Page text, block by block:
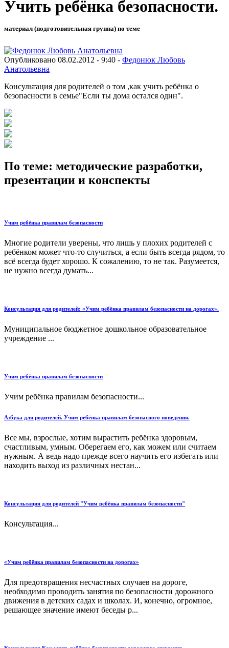
Учить ребёнка безопасности.
материал (подготовительная группа) по теме
Опубликовано 08.02.2012 - 9:40 - Федонюк Любовь
Анатольевна
Консультация для родителей о том ,как учить ребёнка о
безопасности в семье"Если ты дома остался один".
По теме: методические разработки,
презентации и конспекты
Учим ребёнка правилам безопасности
Многие родители уверены, что лишь у плохих родителей с
ребёнком может что-то случиться, а если быть всегда рядом, то
всё всегда будет хорошо. К сожалению, то не так. Разумеется,
не нужно всегда думать...
Консультация для родителей: «Учим ребёнка правилам безопасности на дорогах».
Муниципальное бюджетное дошкольное образовательное
учреждение ...
Учим ребёнка правилам безопасности
Учим ребёнка правилам безопасности...
Азбука для родителей. Учим ребёнка правилам безопасного поведения.
Все мы, взрослые, хотим вырастить ребёнка здоровым,
счастливым, умным. Оберегаем его, как можем или считаем
нужным. А ведь надо прежде всего научить его избегать или
находить выход из различных нестан...
Консультация для родителей "Учим ребёнка правилам безопасности"
Консультация...
«Учим ребёнка правилам безопасности на дорогах»
Для предотвращения несчастных случаев на дороге,
необходимо проводить занятия по безопасности дорожного
движения в детских садах и школах. И, конечно, огромное,
решающее значение имеют беседы р...